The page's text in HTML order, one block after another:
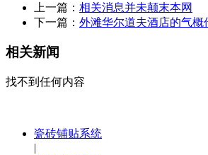
上一篇： 相关消息并未颠末本网
下一篇： 外滩华尔道夫酒店的气概
相关新闻
找不到任何内容
瓷砖铺贴系统
|